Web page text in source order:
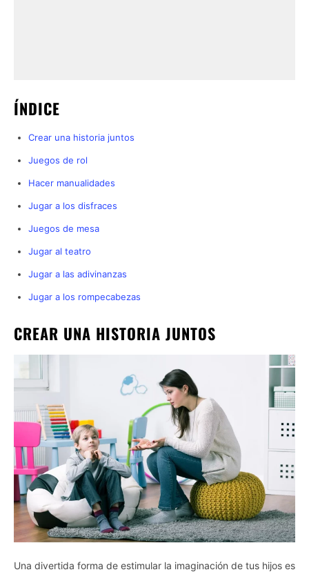
ÍNDICE
Crear una historia juntos
Juegos de rol
Hacer manualidades
Jugar a los disfraces
Juegos de mesa
Jugar al teatro
Jugar a las adivinanzas
Jugar a los rompecabezas
CREAR UNA HISTORIA JUNTOS
Una divertida forma de estimular la imaginación de tus hijos es